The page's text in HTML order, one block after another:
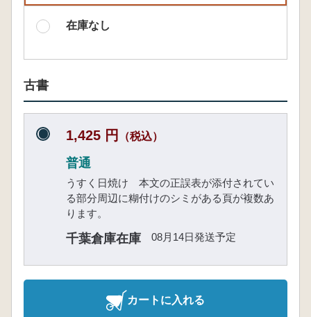
在庫なし
古書
1,425 円 （税込）
普通
うすく日焼け 本文の正誤表が添付されてい
る部分周辺に糊付けのシミがある頁が複数あ
ります。
千葉倉庫在庫 08月14日発送予定
カートに入れる